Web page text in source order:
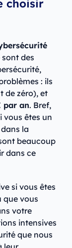
choisir
des
: ils
de zéro), et
par an. Bref,
vous êtes un
la
beaucoup
dans ce
si vous êtes
que vous
votre
intensives
que nous